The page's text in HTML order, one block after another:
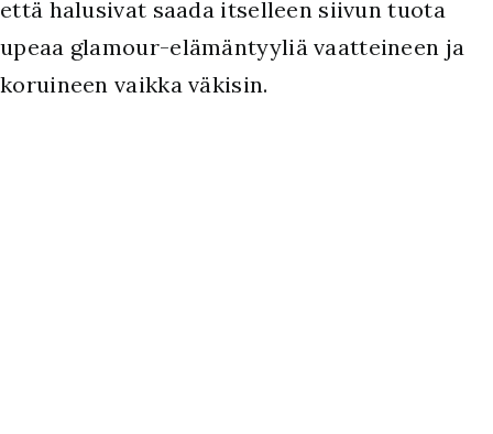
että halusivat saada itselleen siivun tuota
upeaa glamour-elämäntyyliä vaatteineen ja
koruineen vaikka väkisin.